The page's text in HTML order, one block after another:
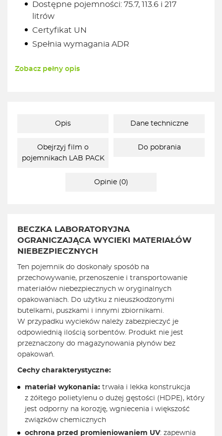
Dostępne pojemności: 75.7, 113.6 i 217
litrów
Certyfikat UN
Spełnia wymagania ADR
Zobacz pełny opis
Opis Dane techniczne
Obejrzyj film o
pojemnikach LAB PACK
Do pobrania
Opinie (0)
BECZKA LABORATORYJNA
OGRANICZAJĄCA WYCIEKI MATERIAŁÓW
NIEBEZPIECZNYCH
Ten pojemnik do doskonały sposób na
przechowywanie, przenoszenie i transportowanie
materiałów niebezpiecznych w oryginalnych
opakowaniach. Do użytku z nieuszkodzonymi
butelkami, puszkami i innymi zbiornikami.
W przypadku wycieków należy zabezpieczyć je
odpowiednią ilością sorbentów. Produkt nie jest
przeznaczony do magazynowania płynów bez
opakowań.
Cechy charakterystyczne:
materiał wykonania: trwała i lekka konstrukcja
z żółtego polietylenu o dużej gęstości (HDPE), który
jest odporny na korozję, wgniecenia i większość
związków chemicznych
ochrona przed promieniowaniem UV: zapewnia